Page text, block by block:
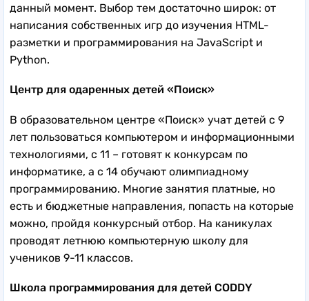
данный момент. Выбор тем достаточно широк: от
написания собственных игр до изучения HTML-
разметки и программирования на JavaScript и
Python.
Центр для одаренных детей «Поиск»
В образовательном центре «Поиск» учат детей с 9
лет пользоваться компьютером и информационными
технологиями, с 11 – готовят к конкурсам по
информатике, а с 14 обучают олимпиадному
программированию. Многие занятия платные, но
есть и бюджетные направления, попасть на которые
можно, пройдя конкурсный отбор. На каникулах
проводят летнюю компьютерную школу для
учеников 9-11 классов.
Школа программирования для детей CODDY